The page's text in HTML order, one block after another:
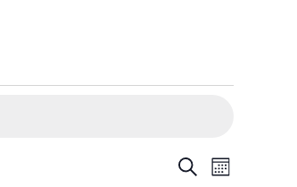
Eventi
CercaEvento
Mese